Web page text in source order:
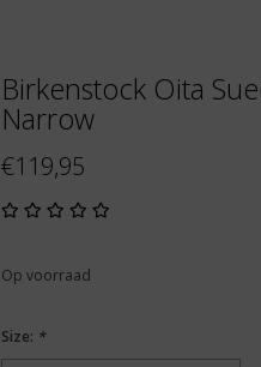
Birkenstock Oita
Narrow
€119,95
Op voorraad
Size: *